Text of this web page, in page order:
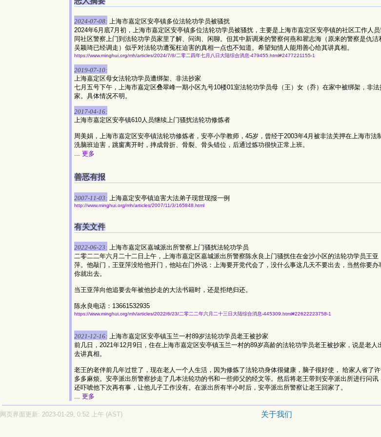
2024-07-08: 上海市嘉定区安亭镇多位法轮功学员被骚扰
2024年6月底7月初，上海市嘉定区安亭镇多位法轮功学员被骚扰，主要是上海市嘉定区安亭镇的社区工作人
同社区警察上门到法轮功学员家里了解、问询、闲聊。但其中新调来的警察何燕和瞿志海（原来的警察是仇洁
吴颖琦已经调走）似乎对法轮功遭冤枉迫害的真相一点也不知道。希望知情人能用善心给其讲真相。
https://www.minghui.org/mh/articles/2024/7/8/二零二四年七月八日大陆综合消息-479455.html#2477221155-1
2019-07-10:
上海嘉定区母女法轮功学员遭绑架、非法抄家
七月五号下午，上海市嘉定区叠翠峰一期小区九号10楼01室法轮功学员母（王）女（乔）在家中被绑架，非法
家。具体情况不明。
2017-04-16:
上海市嘉定区安亭镇610人员继续上门骚扰法轮功修炼者
周美娟，上海市嘉定区安亭镇法轮功修炼者，安亭小学教师，45岁，曾经于2003年4月被非法关押在上海市法
洗脑班迫害，跳窗离开时，摔成骨折、骨裂、骨头错位，后通过炼功很快正常上班。
... 更多
善恶有报
2007-11-03: 上海嘉定安亭镇迫害大法弟子现世现报一例
http://www.minghui.org/mh/articles/2007/11/3/165848.html
有关文件
2022-06-23: 上海市嘉定区嘉城派出所警察上门骚扰法轮功学员
二零二二年六月二十二日上午，上海市嘉定区嘉城派出所警察陈永良上门骚扰住在金沙小区的法轮功学员王亚
萍。他敲门，王亚萍没给他开门，他站在门外说：上海要开党代会了，没什么事这几天不要出去，当然你要办
你就出去。
当王亚萍向他追要去年被他抄走的大法书籍时，还是拒绝归还。
陈永良电话：13661532935
https://www.minghui.org/mh/articles/2022/6/23/二零二二年六月二十三日大陆综合消息-445309.html#22622223758-1
2021-12-16: 上海市嘉定区安亭镇玉兰一村89岁法轮功学员老王被抄家
前几日，2021年12月9日，住在上海市嘉定区安亭镇玉兰一村的89岁高龄的法轮功学员老王被抄家，说是老人
去讲真相。
老王的老伴前几年过世了，现在老人一个人生活，因为修炼了法轮功身体很健康，脑子很好使， 给家人省了
多多麻烦。安亭派出所警察抄走了几本法轮功的书和一些师父的经文等。然后将老王带到安亭派出所进行问讯
还吓唬他下次再有事，让他儿子工作没有。在派出所有半小时后，安亭派出所警察让老王回家了。
... 更多
网页界面更新: 2023-01-29, 0:52 上午 (AST) 关于我们